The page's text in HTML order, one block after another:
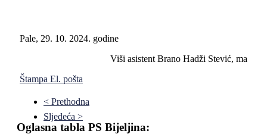
Pale, 29. 10. 2024. godine
Viši asistent Brano Hadži Stević, ma
Štampa El. pošta
< Prethodna
Sljedeća >
Oglasna tabla PS Bijeljina: